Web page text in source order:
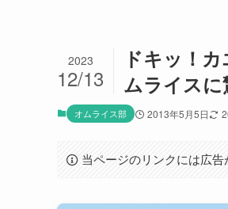
ドキッ！
ムライス
2023
12/13
オムライス部 2013年5月5日
当ページのリンクには広告